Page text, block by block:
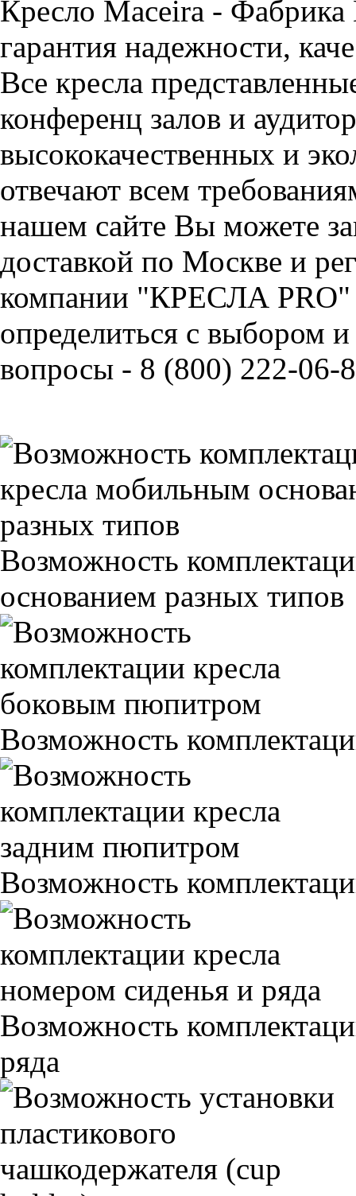
Кресло Maceira -
гарантия надежности,
Все кресла
конференц залов и
высококачественных и
отвечают всем
нашем сайте Вы можете
доставкой по Москве и
компании "КРЕСЛА PRO"
определиться с выбором
вопросы - 8 (800) 222-06-
Возможность
основанием разных типов
Возможность
Возможность
Возможность
ряда